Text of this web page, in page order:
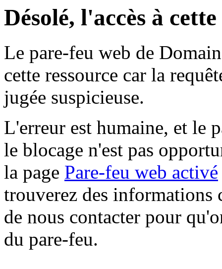
Désolé, l'accès à
Le pare-feu web de
cette ressource car la
jugée suspicieuse.
L'erreur est humaine, et le
le blocage n'est pas
la page Pare-feu web activé
trouverez des informations
de nous contacter pour
du pare-feu.